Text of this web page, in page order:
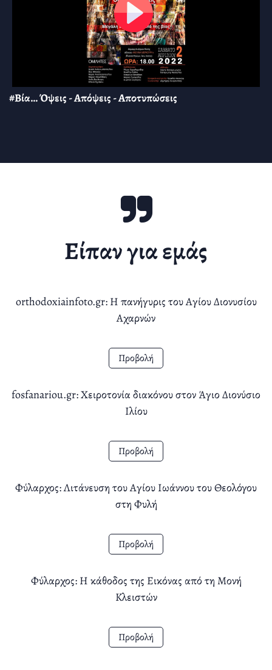
#Βία… Όψεις - Απόψεις - Αποτυπώσεις
Είπαν για εμάς
orthodoxiainfoto.gr: Η πανήγυρις του Αγίου Διονυσίου
Αχαρνών
Προβολή
fosfanariou.gr: Χειροτονία διακόνου στον Άγιο Διονύσιο
Ιλίου
Προβολή
Φύλαρχος: Λιτάνευση του Αγίου Ιωάννου του Θεολόγου
στη Φυλή
Προβολή
Φύλαρχος: Η κάθοδος της Εικόνας από τη Μονή
Κλειστών
Προβολή